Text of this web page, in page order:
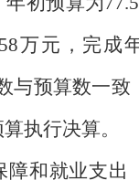
万元，完成
与预算数一致
执行决算。
障和就业支出